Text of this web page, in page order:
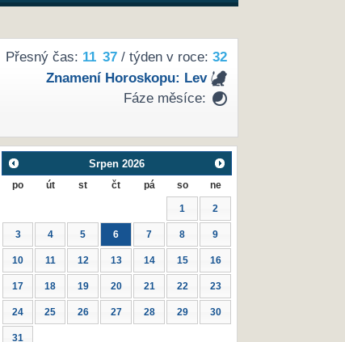
Přesný čas: 11 37/ týden v roce: 32
Znamení Horoskopu: Lev
Fáze měsíce:
Srpen 2026
po út st čt pá so ne
1 2
3 4 5 6 7 8 9
10 11 12 13 14 15 16
17 18 19 20 21 22 23
24 25 26 27 28 29 30
31